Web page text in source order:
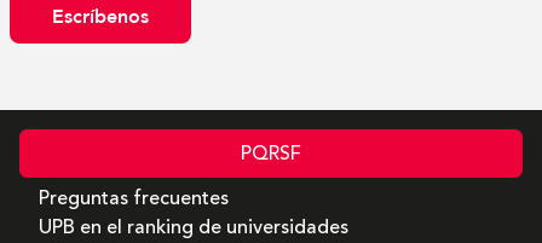
Escríbenos
PQRSF
Preguntas frecuentes
UPB en el ranking de universidades